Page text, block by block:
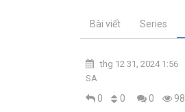
Bài viết Series
thg 12 31, 2024 1:56
SA
0 0 0 98